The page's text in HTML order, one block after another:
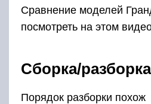
Сравнение моделей
посмотреть на этом
Сборка/разборка
Порядок разборки похож